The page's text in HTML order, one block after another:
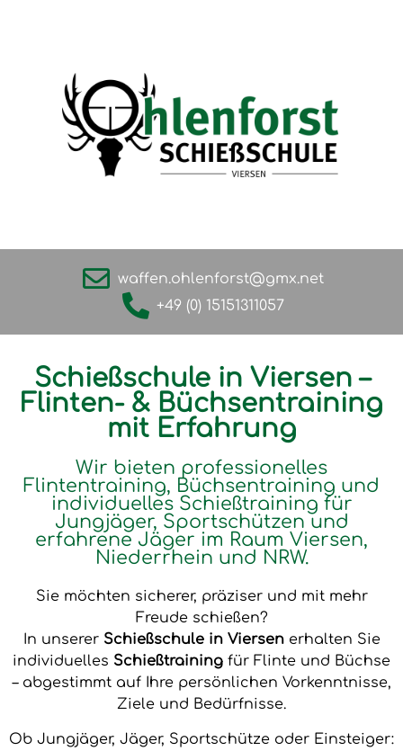
waffen.ohlenforst@gmx.net
+49 (0) 15151311057
Schießschule in Viersen –
Flinten- & Büchsentraining
mit Erfahrung
Wir bieten professionelles
Flintentraining, Büchsentraining und
individuelles Schießtraining für
Jungjäger, Sportschützen und
erfahrene Jäger im Raum Viersen,
Niederrhein und NRW.
Sie möchten sicherer, präziser und mit mehr
Freude schießen?
In unserer Schießschule in Viersenerhalten Sie
individuelles Schießtraining für Flinte und Büchse
– abgestimmt auf Ihre persönlichen Vorkenntnisse,
Ziele und Bedürfnisse.
Ob Jungjäger, Jäger, Sportschütze oder Einsteiger: